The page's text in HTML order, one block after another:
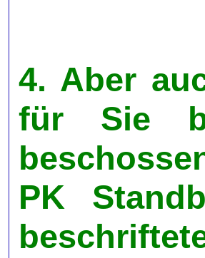
4. Aber
für Sie
PK